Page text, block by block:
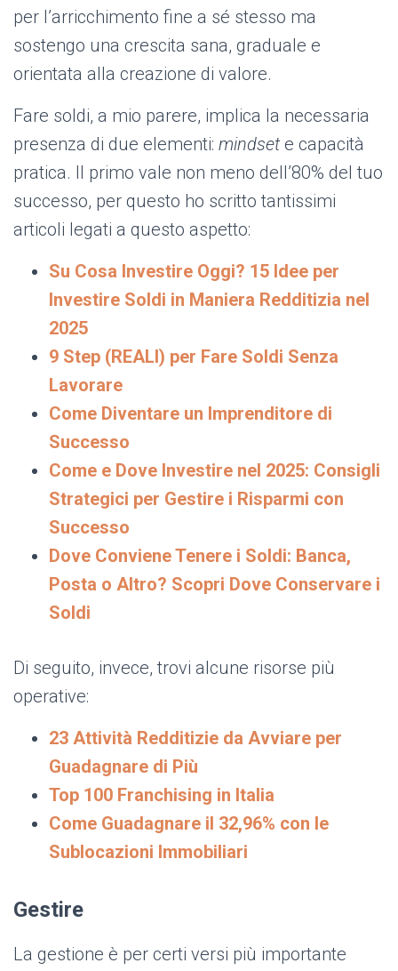
per l’arricchimento fine a sé stesso ma
sostengo una crescita sana, graduale e
orientata alla creazione di valore.
Fare soldi, a mio parere, implica la necessaria
presenza di due elementi: mindset e capacità
pratica. Il primo vale non meno dell’80% del tuo
successo, per questo ho scritto tantissimi
articoli legati a questo aspetto:
Su Cosa Investire Oggi? 15 Idee per
Investire Soldi in Maniera Redditizia nel
2025
9 Step (REALI) per Fare Soldi Senza
Lavorare
Come Diventare un Imprenditore di
Successo
Come e Dove Investire nel 2025: Consigli
Strategici per Gestire i Risparmi con
Successo
Dove Conviene Tenere i Soldi: Banca,
Posta o Altro? Scopri Dove Conservare i
Soldi
Di seguito, invece, trovi alcune risorse più
operative:
23 Attività Redditizie da Avviare per
Guadagnare di Più
Top 100 Franchising in Italia
Come Guadagnare il 32,96% con le
Sublocazioni Immobiliari
Gestire
La gestione è per certi versi più importante